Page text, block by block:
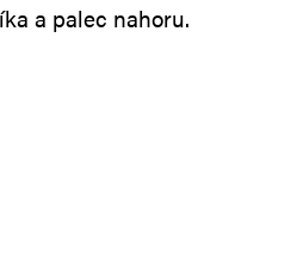
a palec nahoru.